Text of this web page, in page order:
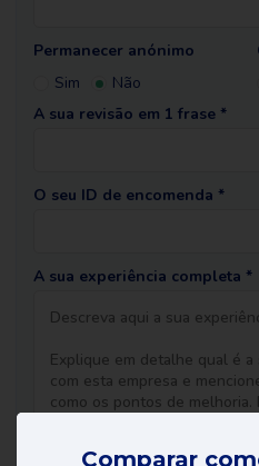
Permanecer anónimo
Sim
Não
A sua revisão em 1 frase *
O seu ID de encomenda *
A sua experiência completa *
Comparar